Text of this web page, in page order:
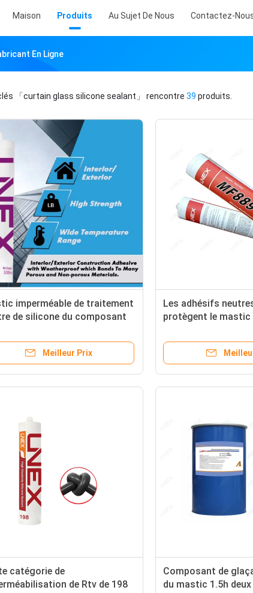
Maison Produits Au Sujet De Nous Contactez-
En Ligne
「curtain glass silicone sealant」 rencontre 39 produits.
imperméable de traitement
de silicone du composant
Meilleur Prix
Les adhésifs
protègent le mastic
catégorie de
de Rtv de 198
Composant de
du mastic 1.5h